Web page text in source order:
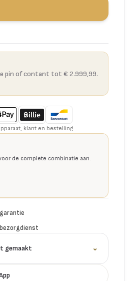
pin of contant tot € 2.999,99.
klant en bestelling.
de complete combinatie aan.
gemaakt ⌄